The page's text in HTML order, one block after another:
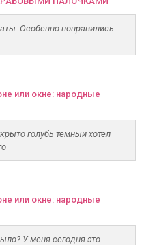
Особенно понравились
или окне: народные
голубь тёмный хотел
или окне: народные
У меня сегодня это